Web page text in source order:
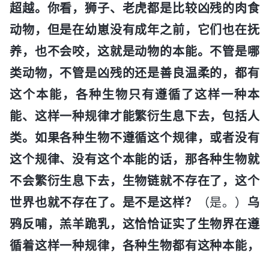
超越。你看，狮子、老虎都是比较凶残的肉食
动物，但是在幼崽没有成年之前，它们也在抚
养，也不会咬，这就是动物的本能。不管是哪
类动物，不管是凶残的还是善良温柔的，都有
这个本能，各种生物只有遵循了这样一种本
能、这样一种规律才能繁衍生息下去，包括人
类。如果各种生物不遵循这个规律，或者没有
这个规律、没有这个本能的话，那各种生物就
不会繁衍生息下去，生物链就不存在了，这个
世界也就不存在了。是不是这样？
（是。） 乌
鸦反哺，羔羊跪乳，这恰恰证实了生物界在遵
循着这样一种规律，各种生物都有这种本能，